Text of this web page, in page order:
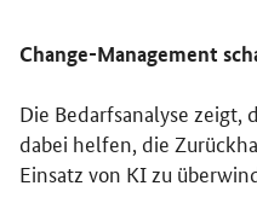
Change-Management
Die Bedarfsanalyse zeigt,
dabei helfen, die
Einsatz von KI zu